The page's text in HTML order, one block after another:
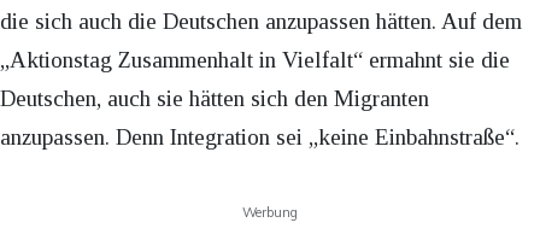
die sich auch die Deutschen anzupassen hätten. Auf dem
„Aktionstag Zusammenhalt in Vielfalt“ ermahnt sie die
Deutschen, auch sie hätten sich den Migranten
anzupassen. Denn Integration sei „keine Einbahnstraße“.
Werbung